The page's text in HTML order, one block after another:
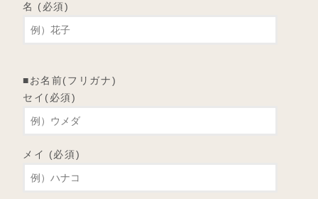
名 (必須)
■お名前(フリガナ)
セイ(必須)
メイ (必須)